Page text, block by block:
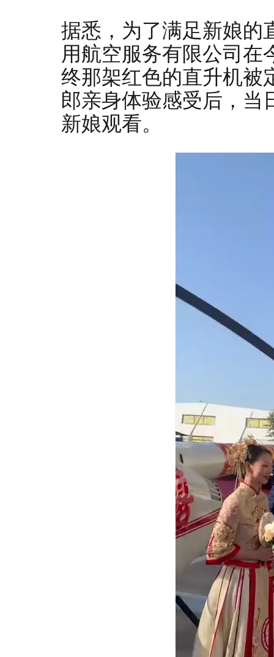
据悉，为了满足新娘的
用航空服务有限公司在
终那架红色的直升机被
郎亲身体验感受后，当
新娘观看。